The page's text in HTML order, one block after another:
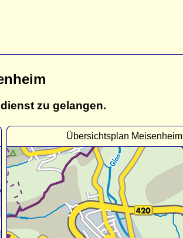
zu gelangen.
Übersichtsplan Meisenheim